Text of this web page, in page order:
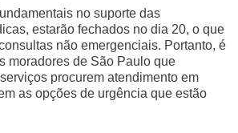
no suporte das
estarão fechados no dia 20, o que
não emergenciais. Portanto, é
moradores de São Paulo que
procurem atendimento em
as opções de urgência que estão